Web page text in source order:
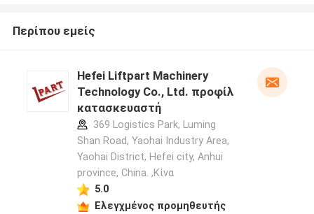
Περίπου εμείς
Hefei Liftpart Machinery
Technology Co., Ltd. προφίλ
κατασκευαστή
369 Logistics Park, Luming
Shan Road, Yaohai Industry Area,
Yaohai District, Hefei city, Anhui
province, China. ,Κίνα
5.0
Ελεγχμένος προμηθευτής